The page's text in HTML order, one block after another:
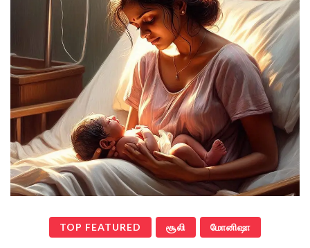
TOP FEATURED சூலி மோனிஷா